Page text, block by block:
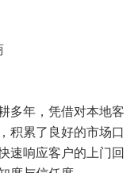
多年，凭借对本地客
积累了良好的市场口
速响应客户的上门回